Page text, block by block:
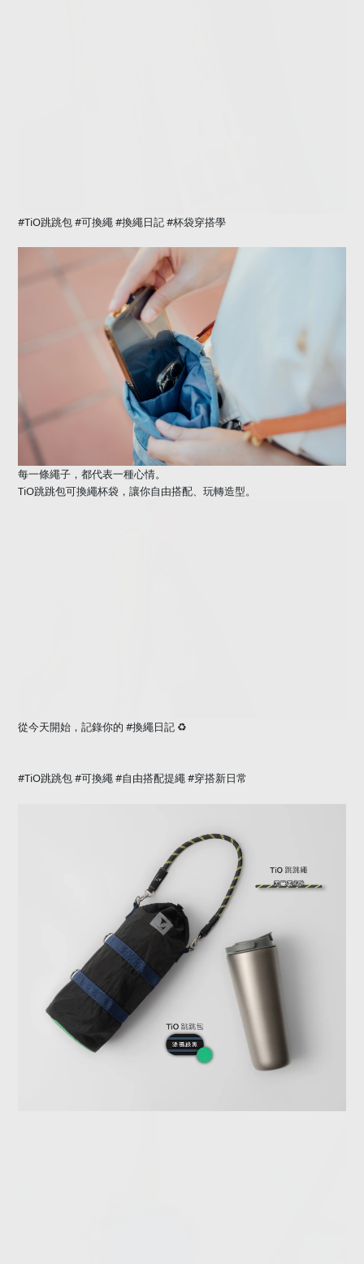
#TiO跳跳包 #可換繩 #換繩日記 #杯袋穿搭學
每一條繩子，都代表一種心情。
TiO跳跳包可換繩杯袋，讓你自由搭配、玩轉造型。
從今天開始，記錄你的 #換繩日記 ♻️
#TiO跳跳包 #可換繩 #自由搭配提繩 #穿搭新日常